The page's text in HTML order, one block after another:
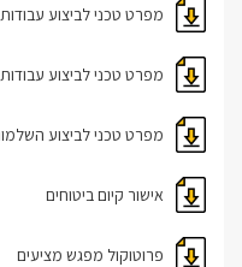
מפרט טכני לביצוע
מפרט טכני לביצוע
מפרט טכני לביצוע
אישור קיום ביטוחים
פרוטוקול מפגש מציעים